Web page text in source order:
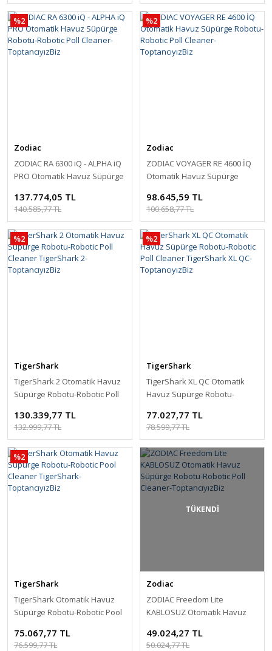
%2
Zodiac
ZODIAC RA 6300 iQ - ALPHA iQ
PRO Otomatik Havuz Süpürge
ToptancıyızBiz
137.774,05 TL
140.585,77 TL
%2
Zodiac
ZODIAC VOYAGER RE 4600 İQ
Otomatik Havuz Süpürge
ToptancıyızBiz
98.645,59 TL
100.658,77 TL
%2
TigerShark
TigerShark 2 Otomatik Havuz
Süpürge Robotu-Robotic Poll
ToptancıyızBiz
130.339,77 TL
132.999,77 TL
%2
TigerShark
TigerShark XL QC Otomatik
Havuz Süpürge Robotu-
TigerShark XL QC-
ToptancıyızBiz
77.027,77 TL
78.599,77 TL
%2
TigerShark
TigerShark Otomatik Havuz
Süpürge Robotu-Robotic Pool
ToptancıyızBiz
75.067,77 TL
76.599,77 TL
TÜKENDİ
Zodiac
ZODIAC Freedom Lite
KABLOSUZ Otomatik Havuz
Cleaner-ToptancıyızBiz
49.024,27 TL
50.024,77 TL